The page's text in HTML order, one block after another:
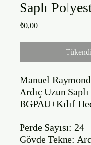
Saplı
₺0,00Fiyat
Tükendi
Manuel
Ardıç Uzun
BGPAU+Kılıf
Perde Sayısı: 24
Gövde Tekne: